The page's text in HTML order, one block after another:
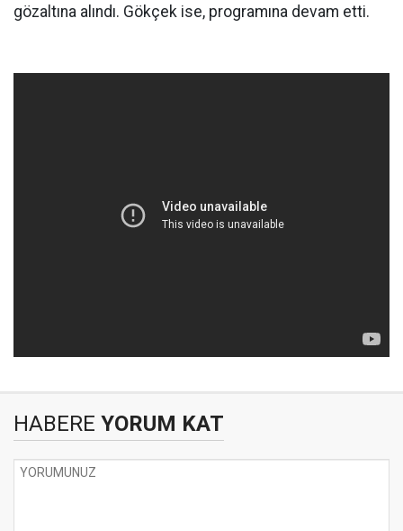
gözaltına alındı. Gökçek ise, programına devam etti.
HABERE YORUM KAT